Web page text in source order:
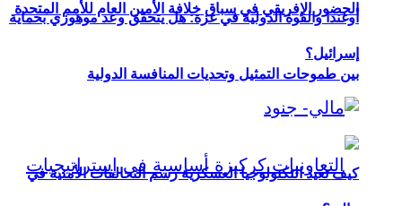
الحضور الإفريقي في سباق خلافة الأمين العام للأمم المتحدة
بين طموحات التمثيل وتحديات المنافسة الدولية
أوغندا والقوة الدولية في غزة: هل يتحقق وعد موهوزي بحماية
إسرائيل؟
كيف تعيد التكنولوجيا العسكرية رسم التحالفات الأمنية في